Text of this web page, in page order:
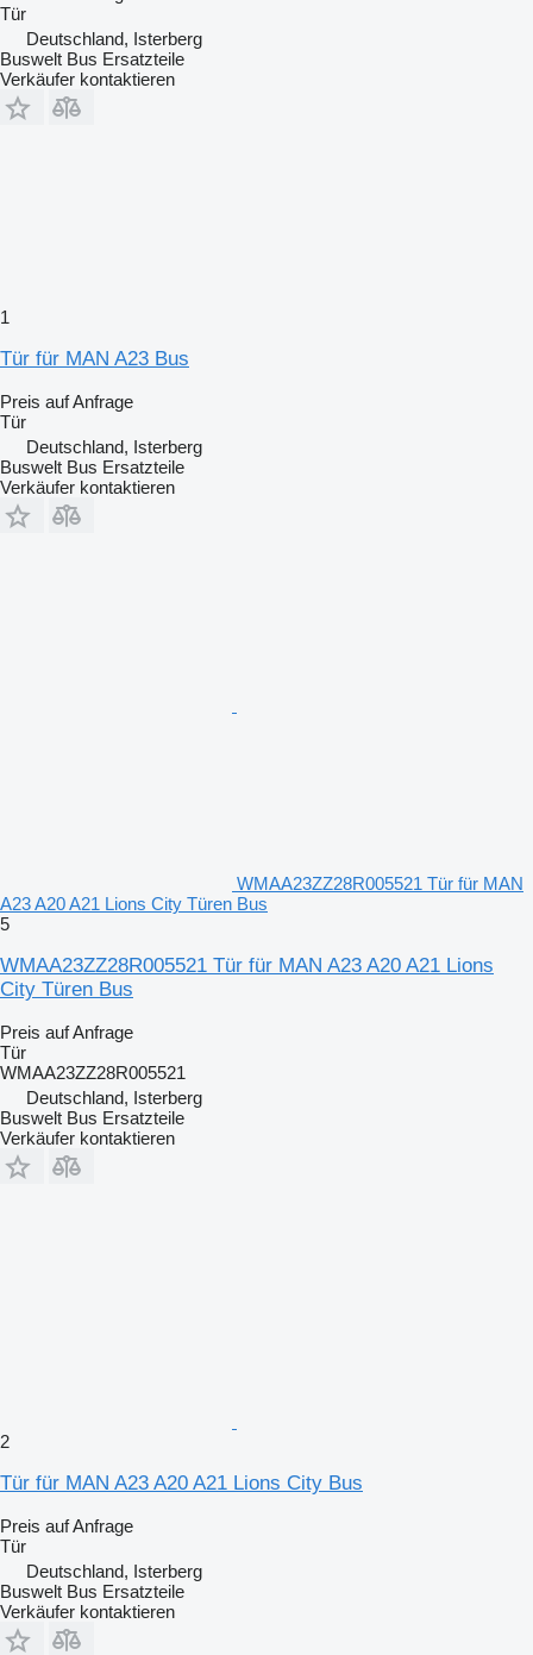
Tür
Deutschland, Isterberg
Buswelt Bus Ersatzteile
Verkäufer kontaktieren
1
Tür für MAN A23 Bus
Preis auf Anfrage
Tür
Deutschland, Isterberg
Buswelt Bus Ersatzteile
Verkäufer kontaktieren
WMAA23ZZ28R005521 Tür für MAN
A23 A20 A21 Lions City Türen Bus
5
WMAA23ZZ28R005521 Tür für MAN A23 A20 A21 Lions
City Türen Bus
Preis auf Anfrage
Tür
WMAA23ZZ28R005521
Deutschland, Isterberg
Buswelt Bus Ersatzteile
Verkäufer kontaktieren
2
Tür für MAN A23 A20 A21 Lions City Bus
Preis auf Anfrage
Tür
Deutschland, Isterberg
Buswelt Bus Ersatzteile
Verkäufer kontaktieren